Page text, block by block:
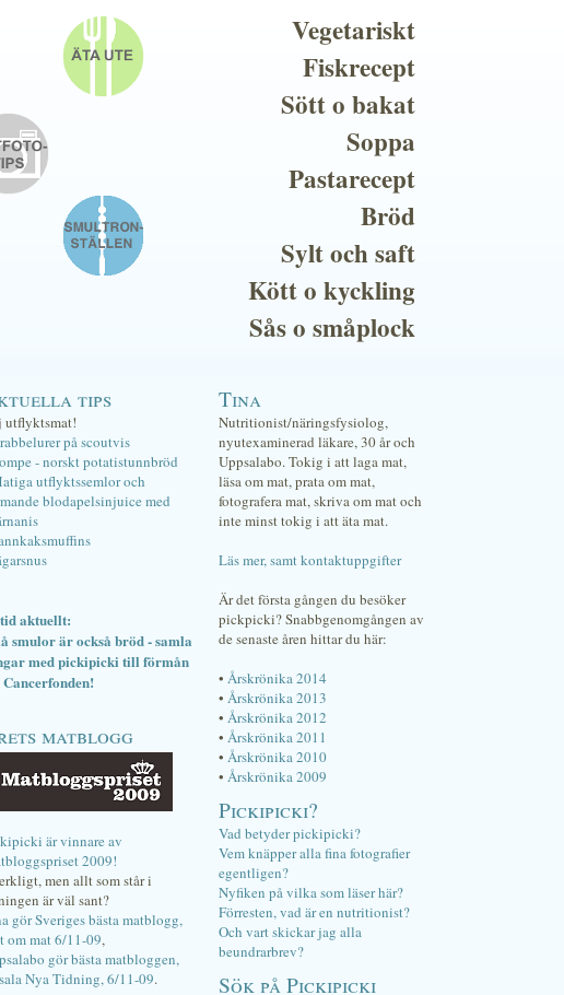
Vegetariskt
Fiskrecept
Sött o bakat
Soppa
Pastarecept
Bröd
Sylt och saft
Kött o kyckling
Sås o småplock
tips
utflyktsmat!
på scoutvis
- norskt potatistunnbröd
utflyktssemlor och
blodapelsinjuice med
aktuellt:
smulor är också bröd - samla
med pickipicki till förmån
matblogg
är vinnare av
2009!
men allt som står i
är väl sant?
gör Sveriges bästa matblogg,
om mat 6/11-09,
gör bästa matbloggen,
Nya Tidning, 6/11-09.
Tina
Nutritionist/näringsfysiolog,
nyutexaminerad läkare, 30 år och
Uppsalabo. Tokig i att laga mat,
läsa om mat, prata om mat,
fotografera mat, skriva om mat och
inte minst tokig i att äta mat.
Läs mer, samt kontaktuppgifter
Är det första gången du besöker
pickpicki? Snabbgenomgången av
de senaste åren hittar du här:
• Årskrönika 2014
• Årskrönika 2013
• Årskrönika 2012
• Årskrönika 2011
• Årskrönika 2010
• Årskrönika 2009
Pickipicki?
Vad betyder pickipicki?
Vem knäpper alla fina fotografier
egentligen?
Nyfiken på vilka som läser här?
Förresten, vad är en nutritionist?
Och vart skickar jag alla
beundrarbrev?
Sök på Pickipicki